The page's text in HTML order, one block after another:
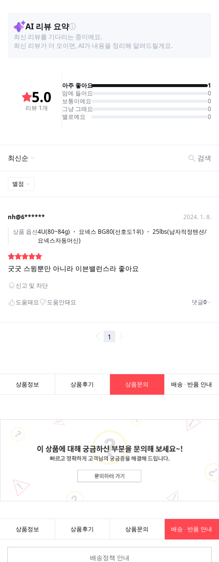
상품정보 상품후기 상품문의 배송 · 반품 안내
상품정보 상품후기 상품문의 배송 · 반품 안내
배송정책 안내